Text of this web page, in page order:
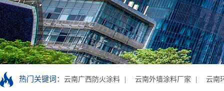
热门关键词： 云南广西防火涂料 云南外墙涂料厂家 云南